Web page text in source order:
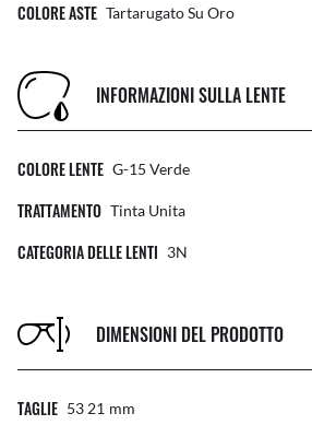
COLORE ASTE Tartarugato Su Oro
INFORMAZIONI SULLA LENTE
COLORE LENTE G-15 Verde
TRATTAMENTO Tinta Unita
CATEGORIA DELLE LENTI 3N
DIMENSIONI DEL PRODOTTO
TAGLIE 53 21 Mm